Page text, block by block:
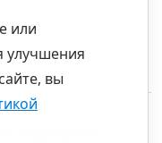
защищены.
или
улучшения
вы